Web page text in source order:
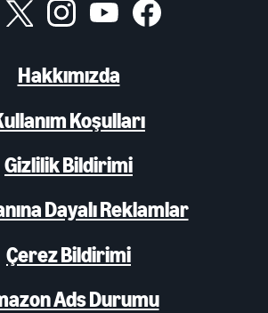
Hakkımızda
Koşulları
Gizlilik Bildirimi
Dayalı Reklamlar
Çerez Bildirimi
Ads Durumu